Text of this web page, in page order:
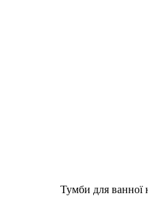
Тумби для ванної